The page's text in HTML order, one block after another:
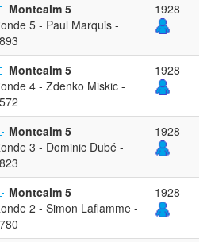
Montcalm 5
5 - Paul Marquis -
1928
Montcalm 5
4 - Zdenko Miskic -
1928
Montcalm 5
3 - Dominic Dubé -
1928
Montcalm 5
2 - Simon Laflamme -
1928